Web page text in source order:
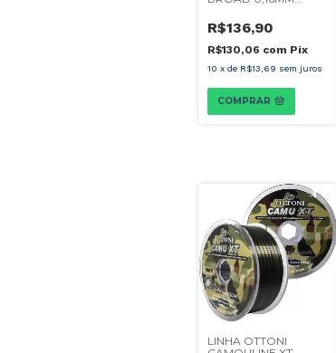
R$136,90
R$130,06 com Pix
10 x de R$13,69 sem juros
COMPRAR
LINHA OTTONI